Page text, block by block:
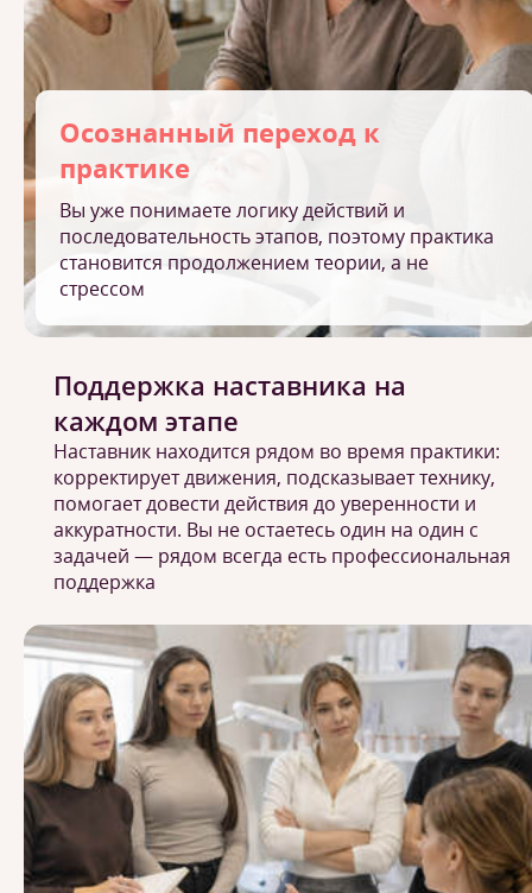
Осознанный переход к
практике
Вы уже понимаете логику действий и
последовательность этапов, поэтому практика
становится продолжением теории, а не
стрессом
Поддержка наставника на
каждом этапе
Наставник находится рядом во время практики:
корректирует движения, подсказывает технику,
помогает довести действия до уверенности и
аккуратности. Вы не остаетесь один на один с
задачей — рядом всегда есть профессиональная
поддержка